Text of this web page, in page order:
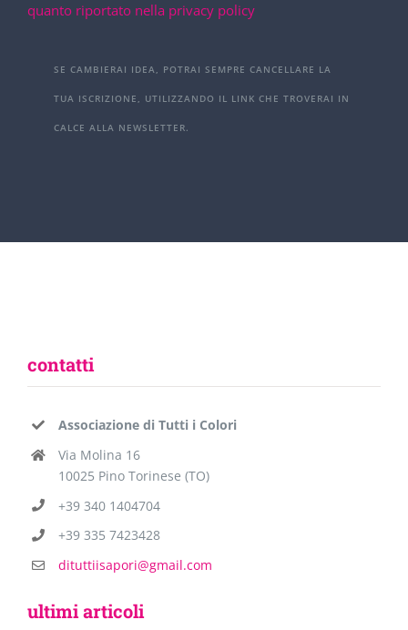
quanto riportato nella privacy policy
SE CAMBIERAI IDEA, POTRAI SEMPRE CANCELLARE LA
TUA ISCRIZIONE, UTILIZZANDO IL LINK CHE TROVERAI IN
CALCE ALLA NEWSLETTER.
contatti
Associazione di Tutti i Colori
Via Molina 16
10025 Pino Torinese (TO)
+39 340 1404704
+39 335 7423428
dituttiisapori@gmail.com
ultimi articoli